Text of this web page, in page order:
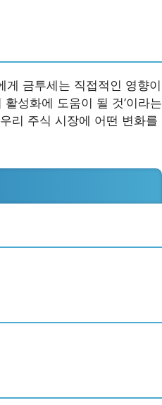
금투세는 직접적인 영향이
성화에 도움이 될 것’이라는
리 주식 시장에 어떤 변화를